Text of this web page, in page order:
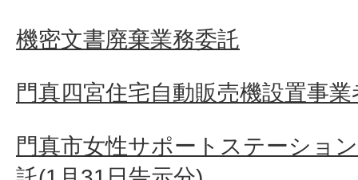
機密文書廃棄業務委託
門真四宮住宅自動販売機設置事業
門真市女性サポートステーショ